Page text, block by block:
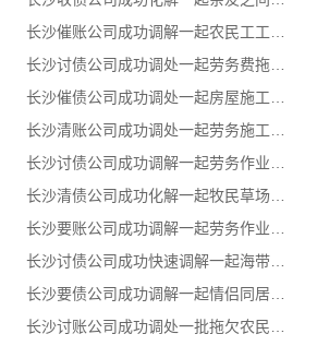
长沙催账公司成功调解一起农民工工伤赔偿纠纷，承办法官坚持情理法相融，在兼顾企业经营困境的同时，全力保障受伤农民工合法权益
长沙讨债公司成功调处一起劳务费拖欠纠纷，帮助两名务工群众全额追回拖欠薪资
长沙催债公司成功调处一起房屋施工遗留安全隐患引发的邻里纠纷，通过法理宣讲、耐心疏导，让邻里矛盾就地化解、邻里温情再度升温
长沙清账公司成功调处一起劳务施工人身损害赔偿纠纷，原本因误工补偿僵持不下的张某、李某二人，在司法所工作人员耐心疏导、法理释明下，自愿达成一次性赔偿协议，一场劳务矛盾顺利圆满化解
长沙讨债公司成功调解一起劳务作业引发的人身损害赔偿纠纷，通过耐心细致调解，圆满化解双方矛盾
长沙清债公司成功化解一起牧民草场边界邻里纠纷，有效避免矛盾升级
长沙要账公司成功调解一起劳务作业引发的人身损害赔偿纠纷，通过耐心细致调解，圆满化解双方矛盾
长沙讨债公司成功快速调解一起海带加工产品运输合同纠纷
长沙要债公司成功调解一起情侣同居期间因感情不和引发的健康权纠纷，有效避免纠纷升级
长沙讨账公司成功调处一批拖欠农民工工资纠纷，让农民工不打官司就把工资要回来